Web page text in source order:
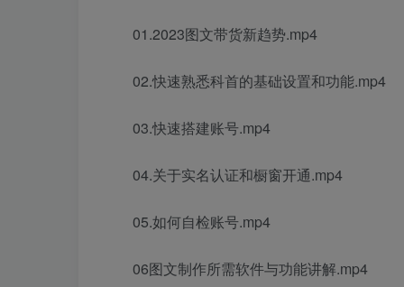
01.2023图文带货新趋势.mp4
02.快速熟悉科首的基础设置和功能.mp4
03.快速搭建账号.mp4
04.关于实名认证和橱窗开通.mp4
05.如何自检账号.mp4
06图文制作所需软件与功能讲解.mp4